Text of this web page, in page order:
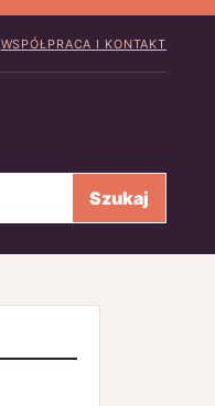
WSPÓŁPRACA I KONTAKT
Szukaj